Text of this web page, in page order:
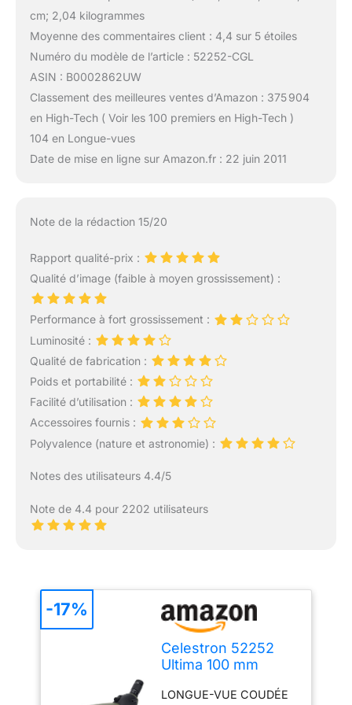
cm; 2,04 kilogrammes
Moyenne des commentaires client : 4,4 sur 5 étoiles
Numéro du modèle de l’article : 52252-CGL
ASIN : B0002862UW
Classement des meilleures ventes d’Amazon : 375 904
en High-Tech ( Voir les 100 premiers en High-Tech )
104 en Longue-vues
Date de mise en ligne sur Amazon.fr : 22 juin 2011
Note de la rédaction 15/20
Rapport qualité-prix :
Qualité d’image (faible à moyen grossissement) :
Performance à fort grossissement :
Luminosité :
Qualité de fabrication :
Poids et portabilité :
Facilité d’utilisation :
Accessoires fournis :
Polyvalence (nature et astronomie) :
Notes des utilisateurs 4.4/5
Note de 4.4 pour 2202 utilisateurs
Celestron 52252
Ultima 100 mm
Degrees, Green
LONGUE-VUE COUDÉE
-17%